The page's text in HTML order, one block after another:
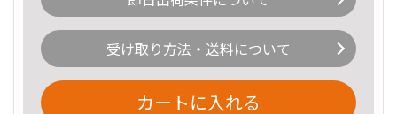
受け取り方法・送料について
カートに入れる